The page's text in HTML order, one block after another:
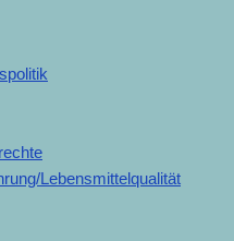
Lebensmittelqualität